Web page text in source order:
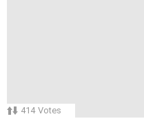
414 Votes